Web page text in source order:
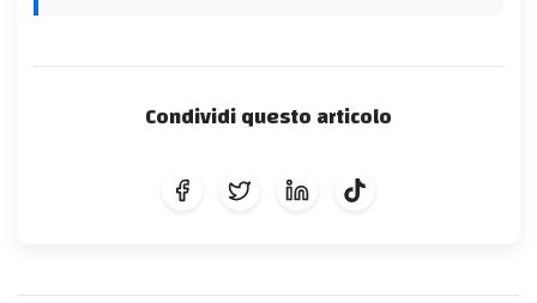
Condividi questo articolo